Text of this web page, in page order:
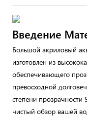
Введение
Большой акриловый
изготовлен из
обеспечивающего
превосходной
степени прозрачности
чистый обзор вашей